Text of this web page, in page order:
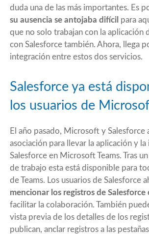
duda una de las más importantes. Es
su ausencia se antojaba difícil para
que no solo trabajan con la aplicación
con Salesforce también. Ahora, llega
integración entre estos dos servicios.
Salesforce ya está
los usuarios de
El año pasado, Microsoft y Salesforce
asociación para llevar la aplicación y
Salesforce en Microsoft Teams. Tras
de trabajo esta está disponible para
de Teams. Los usuarios de Salesforce
mencionar los registros de Salesforce
facilitar la colaboración. También
vista previa de los detalles de los
publican, anclar registros a las